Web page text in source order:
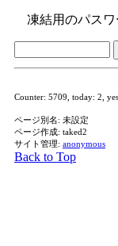
凍結用のパスワ
Counter: 5709, today: 2,
ページ別名: 未設定
ページ作成: taked2
サイト管理: anonymous
Back to Top